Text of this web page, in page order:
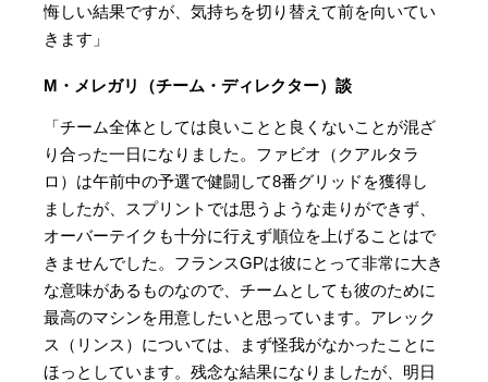
悔しい結果ですが、気持ちを切り替えて前を向いてい
きます」
M・メレガリ（チーム・ディレクター）談
「チーム全体としては良いことと良くないことが混ざ
り合った一日になりました。ファビオ（クアルタラ
ロ）は午前中の予選で健闘して8番グリッドを獲得し
ましたが、スプリントでは思うような走りができず、
オーバーテイクも十分に行えず順位を上げることはで
きませんでした。フランスGPは彼にとって非常に大き
な意味があるものなので、チームとしても彼のために
最高のマシンを用意したいと思っています。アレック
ス（リンス）については、まず怪我がなかったことに
ほっとしています。残念な結果になりましたが、明日